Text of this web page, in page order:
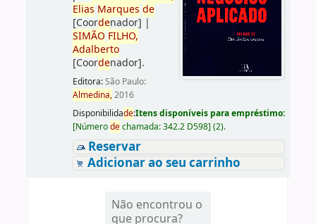
Elias Marques de
[Coordenador] |
SIMÃO FILHO,
Adalberto
[Coordenador].
Editora:São Paulo:
Almedina,2016
Disponibilidade:Itens disponíveis para empréstimo:
[Númerodechamada:342.2 D598] (2).
Reservar
Adicionar ao seu carrinho
Não encontrou o
que procura?